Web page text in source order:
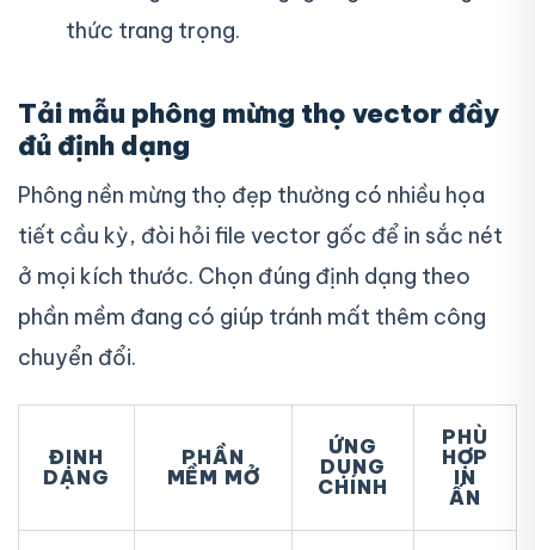
thức trang trọng.
Tải mẫu phông mừng thọ vector đầy
đủ định dạng
Phông nền mừng thọ đẹp thường có nhiều họa
tiết cầu kỳ, đòi hỏi file vector gốc để in sắc nét
ở mọi kích thước. Chọn đúng định dạng theo
phần mềm đang có giúp tránh mất thêm công
chuyển đổi.
ĐỊNH
DẠNG
PHẦN
MỀM MỞ
ỨNG
DỤNG
CHÍNH
PHÙ
HỢP
IN
ẤN